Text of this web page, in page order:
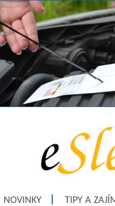
NOVINKY TIPY A